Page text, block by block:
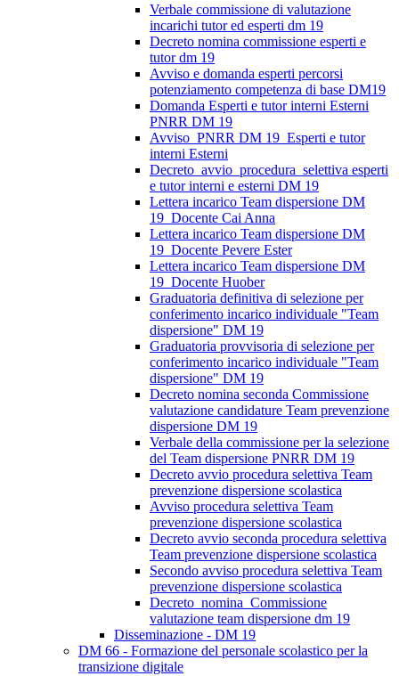
Verbale commissione di valutazione
incarichi tutor ed esperti dm 19
Decreto nomina commissione esperti e
tutor dm 19
Avviso e domanda esperti percorsi
potenziamento competenza di base DM19
Domanda Esperti e tutor interni Esterni
PNRR DM 19
Avviso_PNRR DM 19_Esperti e tutor
interni Esterni
Decreto_avvio_procedura_selettiva esperti
e tutor interni e esterni DM 19
Lettera incarico Team dispersione DM
19_Docente Cai Anna
Lettera incarico Team dispersione DM
19_Docente Pevere Ester
Lettera incarico Team dispersione DM
19_Docente Huober
Graduatoria definitiva di selezione per
conferimento incarico individuale "Team
dispersione" DM 19
Graduatoria provvisoria di selezione per
conferimento incarico individuale "Team
dispersione" DM 19
Decreto nomina seconda Commissione
valutazione candidature Team prevenzione
dispersione DM 19
Verbale della commissione per la selezione
del Team dispersione PNRR DM 19
Decreto avvio procedura selettiva Team
prevenzione dispersione scolastica
Avviso procedura selettiva Team
prevenzione dispersione scolastica
Decreto avvio seconda procedura selettiva
Team prevenzione dispersione scolastica
Secondo avviso procedura selettiva Team
prevenzione dispersione scolastica
Decreto_nomina_Commissione
valutazione team dispersione dm 19
Disseminazione - DM 19
DM 66 - Formazione del personale scolastico per la
transizione digitale